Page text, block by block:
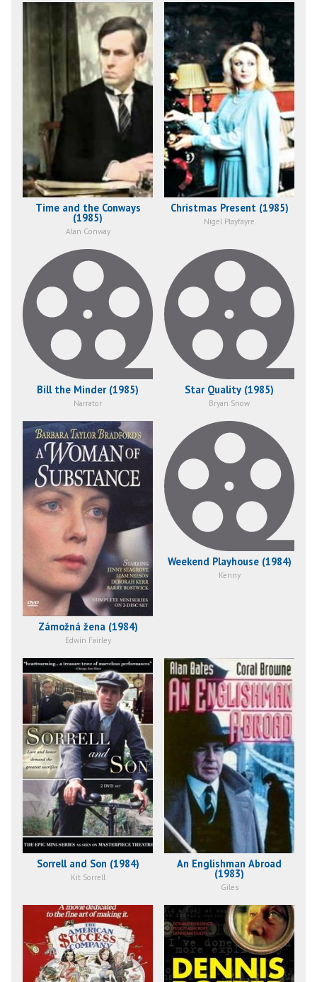
Time and the Conways
(1985)
Alan Conway
Christmas Present (1985)
Nigel Playfayre
Bill the Minder (1985)
Narrator
Star Quality (1985)
Bryan Snow
Zámožná žena (1984)
Edwin Fairley
Weekend Playhouse (1984)
Kenny
Sorrell and Son (1984)
Kit Sorrell
An Englishman Abroad
(1983)
Giles